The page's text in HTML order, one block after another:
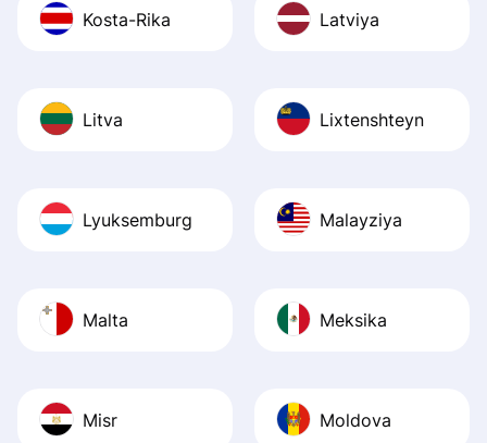
Kosta-Rika Latviya
Litva Lixtenshteyn
Lyuksemburg Malayziya
Malta Meksika
Misr Moldova